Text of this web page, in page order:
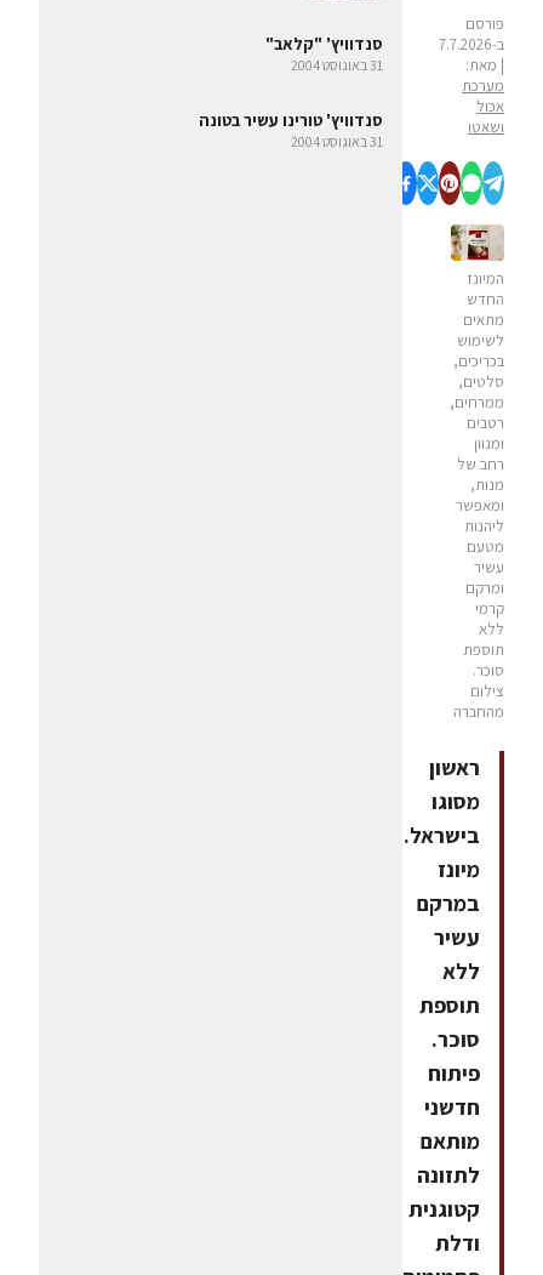
פורסם
ב-7.7.2026
| מאת:
מערכת
אכול
ושאטו
המיונז
החדש
מתאים
לשימוש
בכריכים,
סלטים,
ממרחים,
רטבים
ומגוון
רחב של
מנות,
ומאפשר
ליהנות
מטעם
עשיר
ומרקם
קרמי
ללא
תוספת
סוכר.
צילום
מהחברה
ראשון
מסוגו
בישראל.
מיונז
במרקם
עשיר
ללא
תוספת
סוכר.
פיתוח
חדשני
מותאם
לתזונה
קטוגנית
ודלת
סנדוויץ' "קלאב"
31 באוגוסט 2004
סנדוויץ' טורינו עשיר בטונה
31 באוגוסט 2004